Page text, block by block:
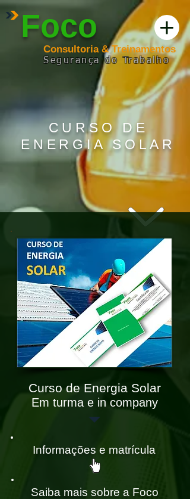
Foco
Consultoria & Treinamentos
Segurançado Trabalho
CURSO DE
ENERGIA SOLAR
Curso de Energia Solar
Em turma e in company
Informações e matrícula
Saiba mais sobre a Foco